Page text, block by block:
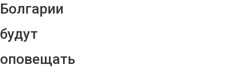
Болгарии
будут
оповещать